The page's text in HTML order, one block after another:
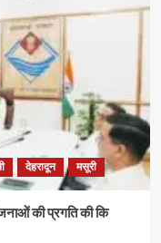
देहरादून मसूरी
की प्रगति की कि